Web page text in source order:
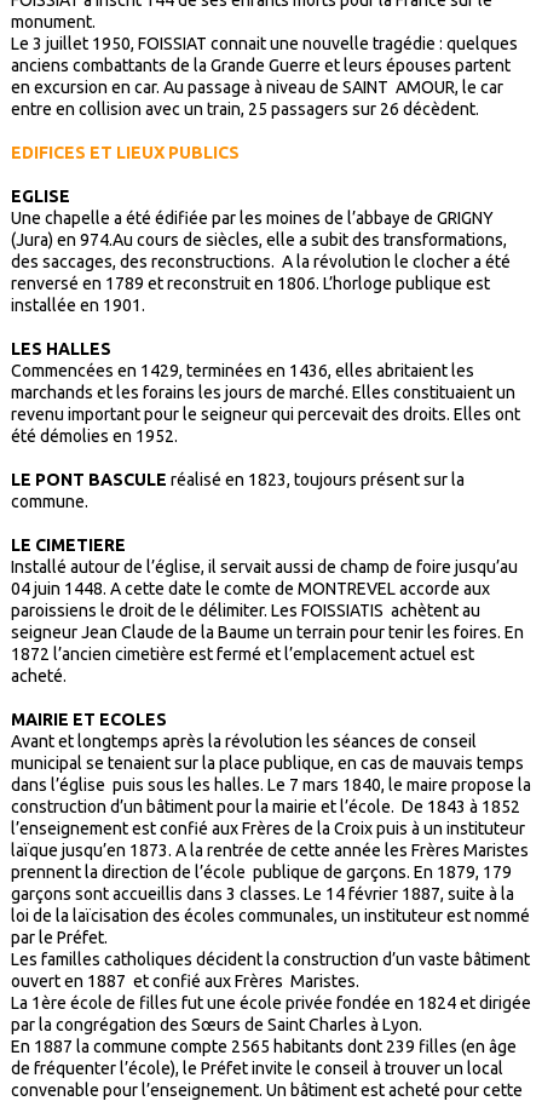
monument.
Le 3 juillet 1950, FOISSIAT connait une nouvelle tragédie : quelques
anciens combattants de la Grande Guerre et leurs épouses partent
en excursion en car. Au passage à niveau de SAINT AMOUR, le car
entre en collision avec un train, 25 passagers sur 26 décèdent.
EDIFICES ET LIEUX PUBLICS
EGLISE
Une chapelle a été édifiée par les moines de l’abbaye de GRIGNY
(Jura) en 974.Au cours de siècles, elle a subit des transformations,
des saccages, des reconstructions. A la révolution le clocher a été
renversé en 1789 et reconstruit en 1806. L’horloge publique est
installée en 1901.
LES HALLES
Commencées en 1429, terminées en 1436, elles abritaient les
marchands et les forains les jours de marché. Elles constituaient un
revenu important pour le seigneur qui percevait des droits. Elles ont
été démolies en 1952.
LE PONT BASCULE réalisé en 1823, toujours présent sur la
commune.
LE CIMETIERE
Installé autour de l’église, il servait aussi de champ de foire jusqu’au
04 juin 1448. A cette date le comte de MONTREVEL accorde aux
paroissiens le droit de le délimiter. Les FOISSIATIS achètent au
seigneur Jean Claude de la Baume un terrain pour tenir les foires. En
1872 l’ancien cimetière est fermé et l’emplacement actuel est
acheté.
MAIRIE ET ECOLES
Avant et longtemps après la révolution les séances de conseil
municipal se tenaient sur la place publique, en cas de mauvais temps
dans l’église puis sous les halles. Le 7 mars 1840, le maire propose la
construction d’un bâtiment pour la mairie et l’école. De 1843 à 1852
l’enseignement est confié aux Frères de la Croix puis à un instituteur
laïque jusqu’en 1873. A la rentrée de cette année les Frères Maristes
prennent la direction de l’école publique de garçons. En 1879, 179
garçons sont accueillis dans 3 classes. Le 14 février 1887, suite à la
loi de la laïcisation des écoles communales, un instituteur est nommé
par le Préfet.
Les familles catholiques décident la construction d’un vaste bâtiment
ouvert en 1887 et confié aux Frères Maristes.
La 1ère école de filles fut une école privée fondée en 1824 et dirigée
par la congrégation des Sœurs de Saint Charles à Lyon.
En 1887 la commune compte 2565 habitants dont 239 filles (en âge
de fréquenter l’école), le Préfet invite le conseil à trouver un local
convenable pour l’enseignement. Un bâtiment est acheté pour cette